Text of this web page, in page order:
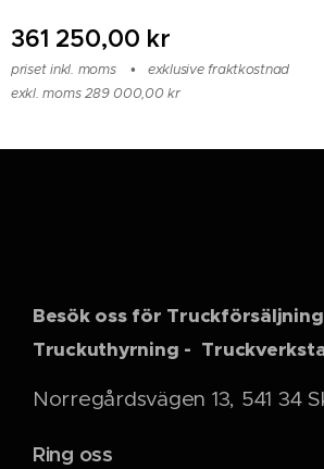
361 250,00 kr
priset inkl. moms
exklusive fraktkostnad
exkl. moms 289 000,00 kr
Besök oss för
Truckuthyrning -
Norregårdsvägen 13, 541 34
Ring oss